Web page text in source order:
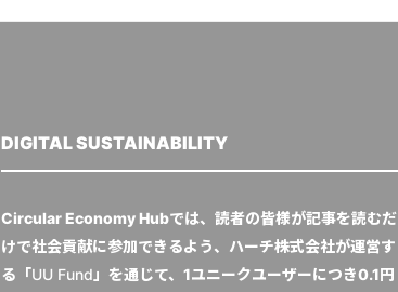
DIGITAL SUSTAINABILITY
Circular Economy Hubでは、読者の皆様が記事を読むだ
けで社会貢献に参加できるよう、ハーチ株式会社が運営す
る「UU Fund」を通じて、1ユニークユーザーにつき0.1円